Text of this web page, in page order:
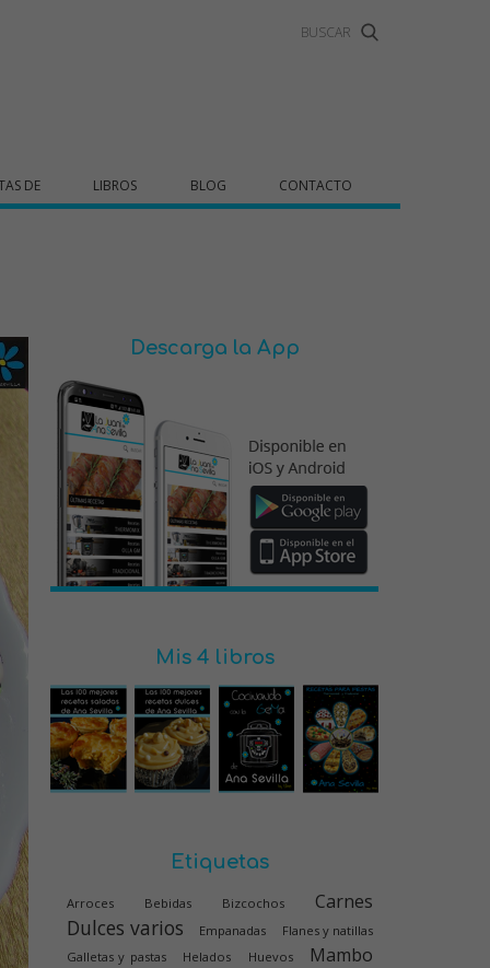
DE LIBROS BLOG CONTACTO
Descarga la App
Mis 4 libros
Etiquetas
Arroces Bebidas Bizcochos Carnes
Dulces varios Empanadas
Flanes y natillas
Galletas y pastas
Helados Huevos
Mambo